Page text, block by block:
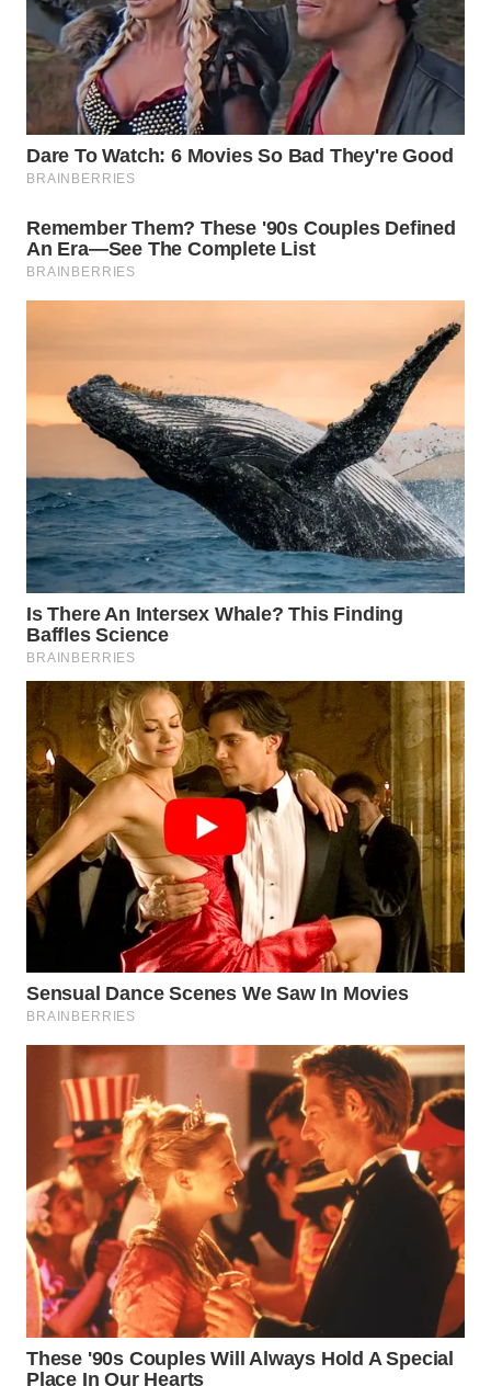
WN
TAPANULI
TENGAH
WN DELI
SERDANG
TEBING
TINGGI
WN
KARAWANG
WN
BEKASI
WN
BOGOR
WN
DEPOK
WN
TAPANULI
UTARA
WN
SAMOSIR
WN
PADANG
WN
WN
CIANJUR
WN
KEPULAUAN
SERIBU
WN
TANGERANG
WN
BINJAI